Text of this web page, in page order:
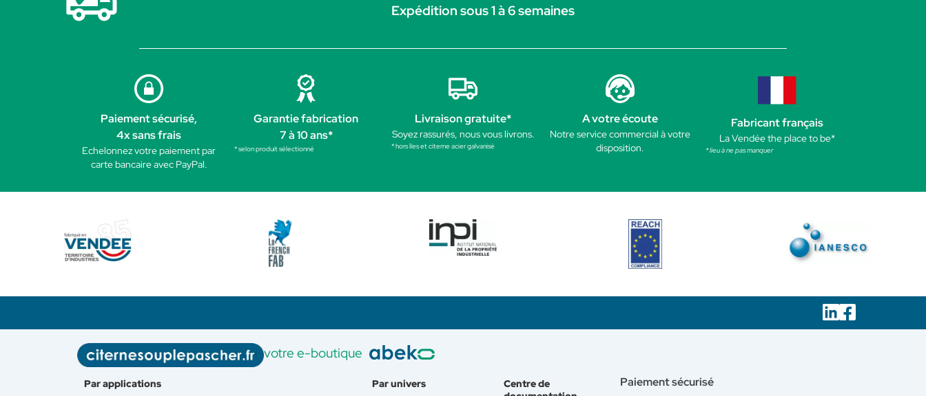
Expédition sous 1 à 6 semaines
Paiement sécurisé,
4x sans frais
Echelonnez votre paiement par
carte bancaire avec PayPal.
Garantie fabrication
7 à 10 ans*
* selon produit sélectionné
Livraison gratuite*
Soyez rassurés, nous vous livrons.
* hors îles et citerne acier galvanisé
A votre écoute
Notre service commercial à votre
disposition.
Fabricant français
La Vendée the place to be*
* lieu à ne pas manquer
votre e-boutique
Par applications Par univers
Centre de
Paiement sécurisé